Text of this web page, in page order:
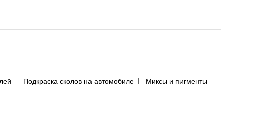
Подкраска сколов на автомобиле
Миксы и пигменты